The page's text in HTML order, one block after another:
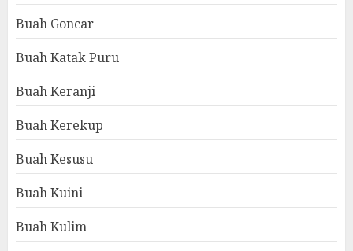
Buah Goncar
Buah Katak Puru
Buah Keranji
Buah Kerekup
Buah Kesusu
Buah Kuini
Buah Kulim